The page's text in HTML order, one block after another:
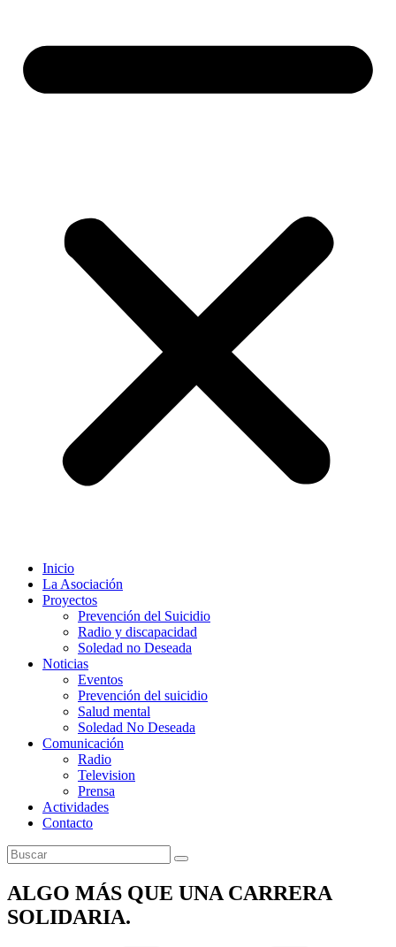
Inicio
La Asociación
Proyectos
Prevención del Suicidio
Radio y discapacidad
Soledad no Deseada
Noticias
Eventos
Prevención del suicidio
Salud mental
Soledad No Deseada
Comunicación
Radio
Television
Prensa
Actividades
Contacto
ALGO MÁS QUE UNA CARRERA
SOLIDARIA.